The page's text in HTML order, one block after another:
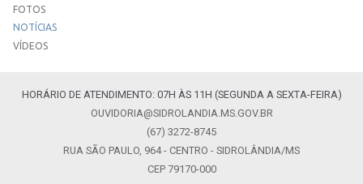
FOTOS
NOTÍCIAS
VÍDEOS
HORÁRIO DE ATENDIMENTO: 07H ÀS 11H (SEGUNDA A SEXTA-FEIRA)
OUVIDORIA@SIDROLANDIA.MS.GOV.BR
(67) 3272-8745
RUA SÃO PAULO, 964 - CENTRO - SIDROLÂNDIA/MS
CEP 79170-000